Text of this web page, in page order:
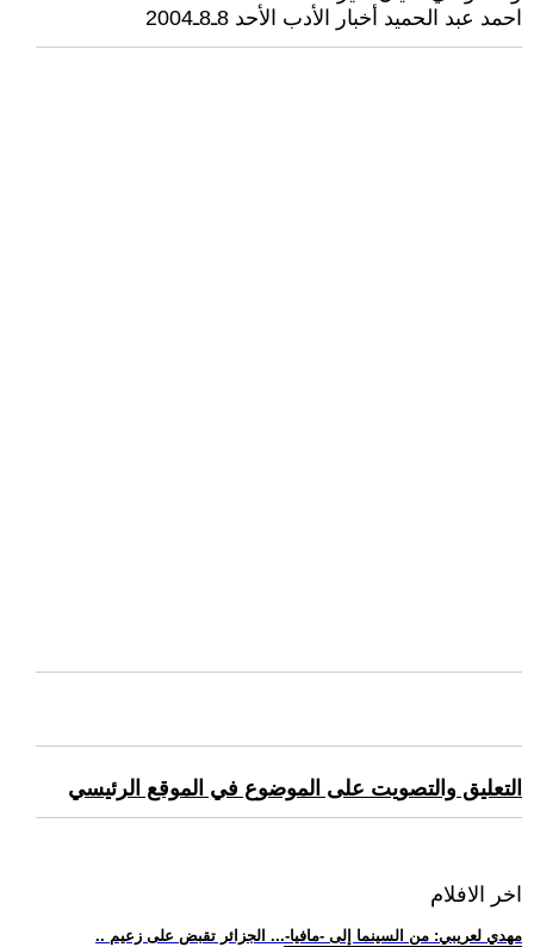
احمد عبد الحميد أخبار الأدب الأحد 8ـ8ـ2004
التعليق والتصويت على الموضوع في الموقع الرئيسي
اخر الافلام
.. مهدي لعريبي: من السينما إلى -مافيا-... الجزائر تقبض على زعيم